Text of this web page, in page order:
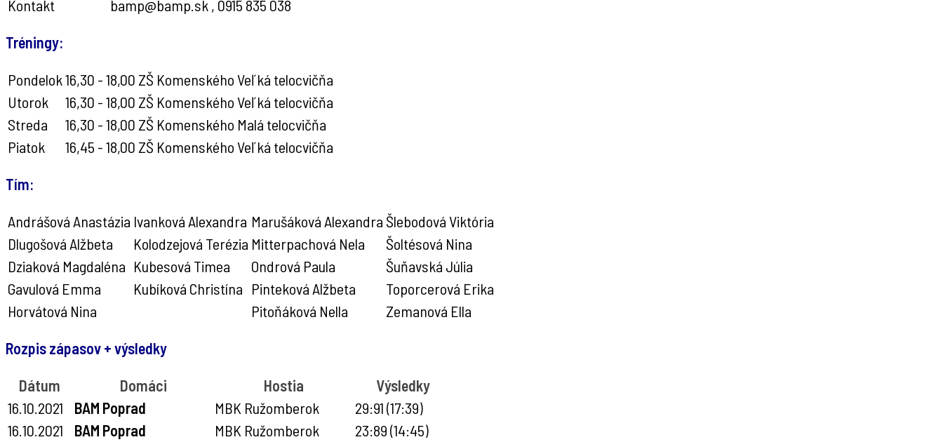
Kontakt bamp@bamp.sk , 0915 835 038
Tréningy:
Pondelok16,30 - 18,00 ZŠ KomenskéhoVeľká telocvičňa
Utorok
16,30 - 18,00 ZŠ KomenskéhoVeľká telocvičňa
Streda
16,30 - 18,00 ZŠ Komenského Malá telocvičňa
Piatok
16,45 - 18,00 ZŠ KomenskéhoVeľká telocvičňa
Tím:
Andrášová Anastázia Ivanková Alexandra Marušáková Alexandra Šlebodová Viktória
Dlugošová Alžbeta
Kolodzejová Terézia Mitterpachová Nela
Šoltésová Nina
Dziaková Magdaléna Kubesová Timea Ondrová Paula
Šuňavská Júlia
Gavulová Emma
Kubíková Christína Pinteková Alžbeta
Toporcerová Erika
Horvátová Nina
Pitoňáková Nella Zemanová Ella
Rozpis zápasov + výsledky
Dátum Domáci Hostia
Výsledky
16.10.2021
BAM Poprad MBK Ružomberok
29:91 (17:39)
16.10.2021
BAM Poprad MBK Ružomberok
23:89 (14:45)